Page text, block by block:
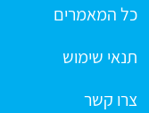
כל המאמרים
תנאי שימוש
צרו קשר